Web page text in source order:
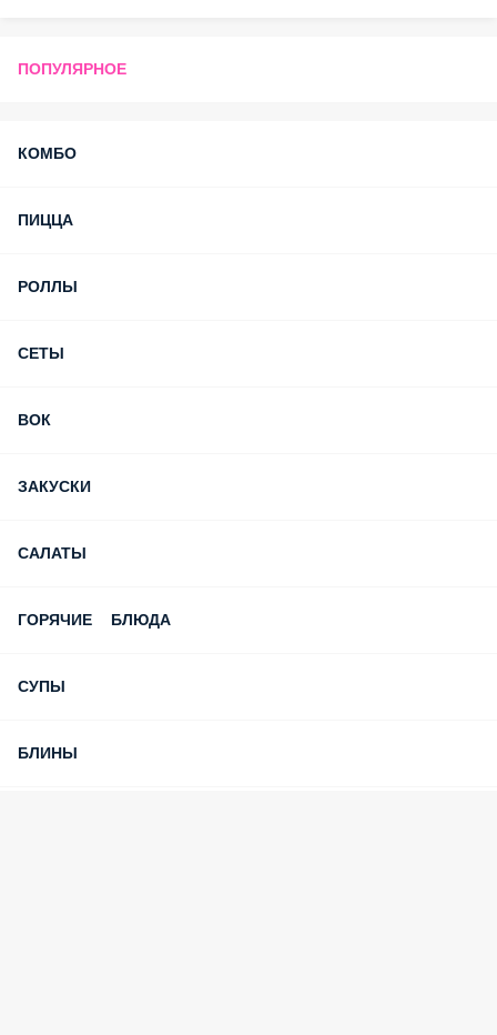
ПОПУЛЯРНОЕ
КОМБО
ПИЦЦА
РОЛЛЫ
СЕТЫ
ВОК
ЗАКУСКИ
САЛАТЫ
ГОРЯЧИЕ БЛЮДА
СУПЫ
БЛИНЫ